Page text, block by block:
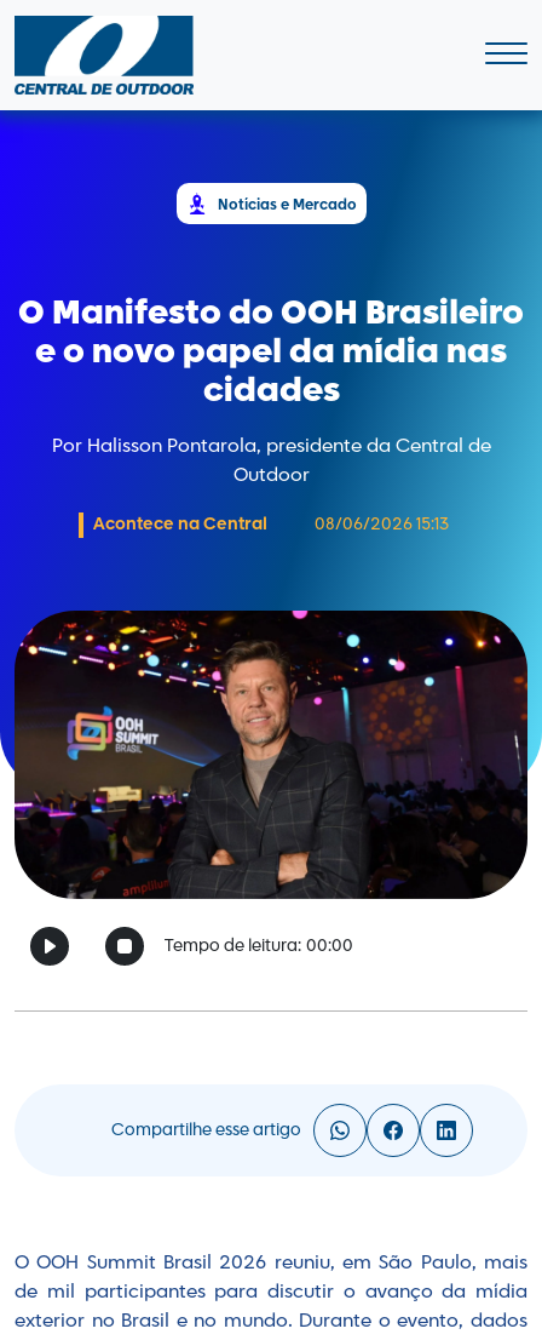
Notícias e Mercado
O Manifesto do OOH Brasileiro
e o novo papel da mídia nas
cidades
Por Halisson Pontarola, presidente da Central de
Outdoor
Acontece na Central 08/06/2026 15:13
Tempo de leitura: 00:00
Compartilhe esse artigo
O OOH Summit Brasil 2026 reuniu, em São Paulo, mais
de mil participantes para discutir o avanço da mídia
exterior no Brasil e no mundo. Durante o evento, dados